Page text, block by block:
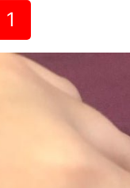
1